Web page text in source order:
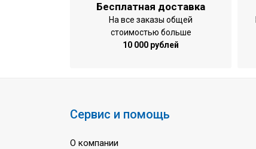
Бесплатная доставка
На все заказы общей
стоимостью больше
10 000 рублей
Сервис и помощь
О компании